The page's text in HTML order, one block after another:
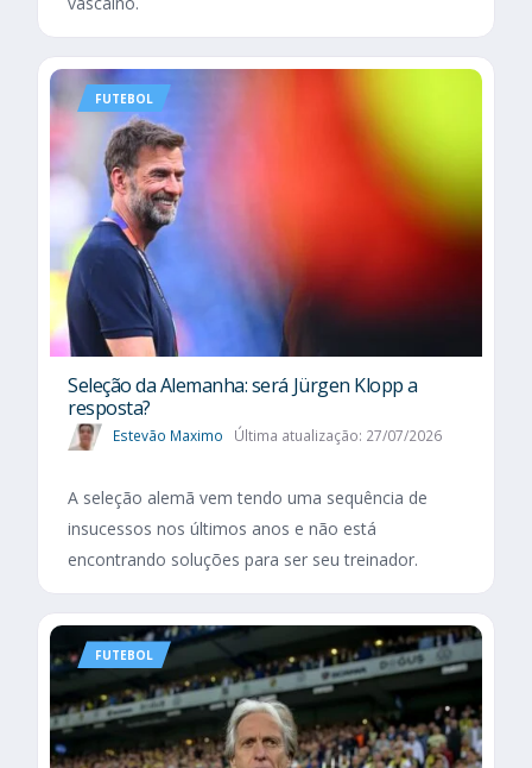
FUTEBOL
Seleção da Alemanha: será Jürgen Klopp a
resposta?
Estevão Maximo Última atualização: 27/07/2026
A seleção alemã vem tendo uma sequência de
insucessos nos últimos anos e não está
encontrando soluções para ser seu treinador.
FUTEBOL